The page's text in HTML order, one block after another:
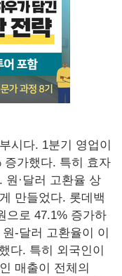
시다. 1분기 영업이
증가했다. 특히 효자
원·달러 고환율 상
만들었다. 롯데백
으로 47.1% 증가하
-달러 고환율이 이
다. 특히 외국인이
매출이 전체의